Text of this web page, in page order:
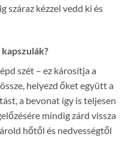
száraz kézzel vedd ki és
szét – ez károsítja a
helyezd őket együtt a
a bevonat így is teljesen
mindig zárd vissza
hőtől és nedvességtől